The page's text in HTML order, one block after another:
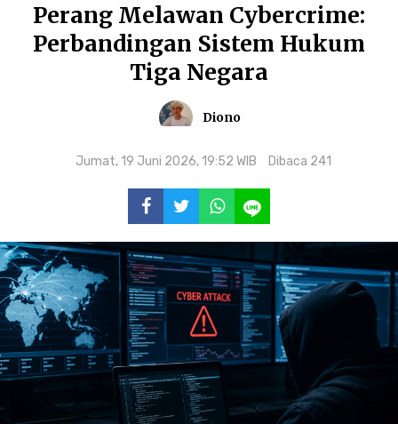
Perang Melawan Cybercrime:
Perbandingan Sistem Hukum
Tiga Negara
Diono
Jumat, 19 Juni 2026, 19:52 WIB Dibaca 241